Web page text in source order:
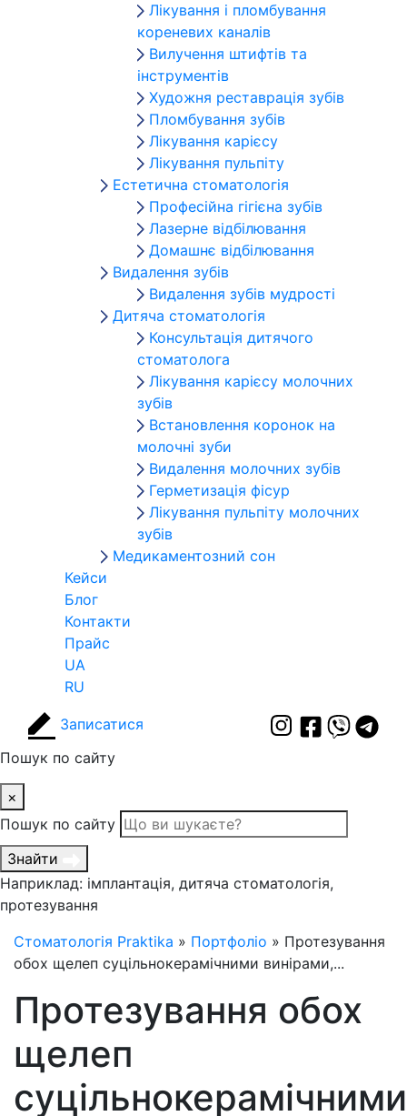
Лікування і пломбування
кореневих каналів
Вилучення штифтів та
інструментів
Художня реставрація зубів
Пломбування зубів
Лікування карієсу
Лікування пульпіту
Естетична стоматологія
Професійна гігієна зубів
Лазерне відбілювання
Домашнє відбілювання
Видалення зубів
Видалення зубів мудрості
Дитяча стоматологія
Консультація дитячого
стоматолога
Лікування карієсу молочних
зубів
Встановлення коронок на
молочні зуби
Видалення молочних зубів
Герметизація фісур
Лікування пульпіту молочних
зубів
Медикаментозний сон
Кейси
Блог
Контакти
Прайс
UA
RU
Записатися
Пошук по сайту
×
Пошук по сайту
Знайти
Наприклад: імплантація, дитяча стоматологія,
протезування
Стоматологія Praktika » Портфоліо » Протезування
обох щелеп cуцільнокерамічними винірами,...
Протезування обох
щелеп
cуцільнокерамічними